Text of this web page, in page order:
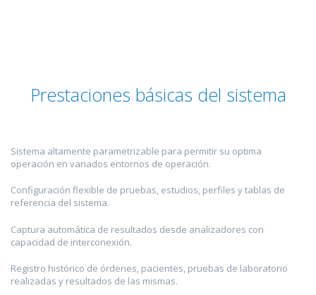
Prestaciones básicas del sistema
Sistema altamente parametrizable para permitir su optima
operación en variados entornos de operación.
Configuración flexible de pruebas, estudios, perfiles y tablas de
referencia del sistema.
Captura automática de resultados desde analizadores con
capacidad de interconexión.
Registro histórico de órdenes, pacientes, pruebas de laboratorio
realizadas y resultados de las mismas.